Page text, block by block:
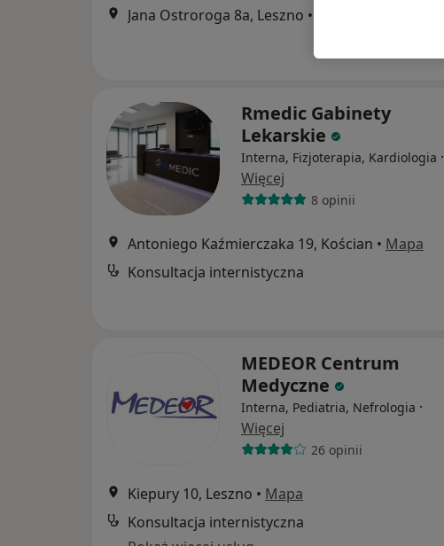
Jana Ostroroga 8a, Leszno •
Rmedic Gabinety
Lekarskie
Interna, Fizjoterapia, Kardiologia ·
Więcej
8 opinii
Antoniego Kaźmierczaka 19, Kościan • Mapa
Konsultacja internistyczna
MEDEOR Centrum
Medyczne
Interna, Pediatria, Nefrologia ·
Więcej
26 opinii
Kiepury 10, Leszno • Mapa
Konsultacja internistyczna